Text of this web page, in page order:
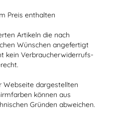
Preis enthalten
Artikeln die nach
Wünschen angefertigt
kein Verbraucherwiderrufs-
Webseite dargestellten
können aus
Gründen abweichen.